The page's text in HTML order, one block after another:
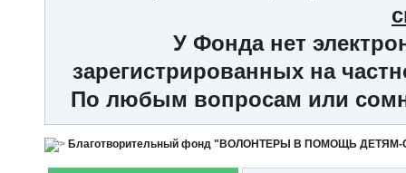
У Фонда нет
зарегистрированных на
По любым вопросам или
Благотворительный фонд "ВОЛОНТЕРЫ В ПОМОЩЬ